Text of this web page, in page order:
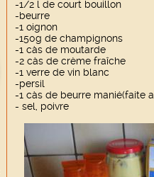
-1/2 l de court bouillon
-beurre
-1 oignon
-150g de champignons
-1 càs de moutarde
-2 càs de crème fraîche
-1 verre de vin blanc
-persil
-1 càs de beurre manié(faite
- sel, poivre